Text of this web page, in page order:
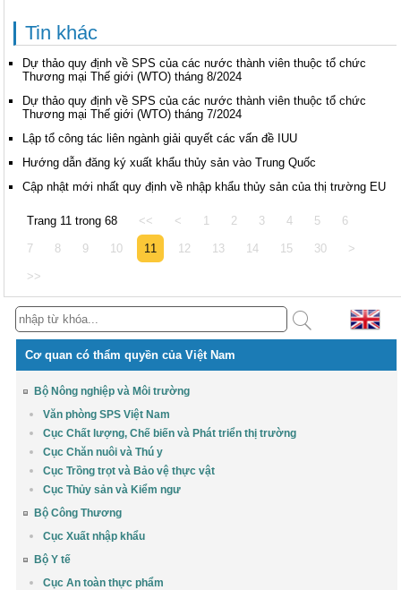
Tin khác
Dự thảo quy định về SPS của các nước thành viên thuộc tổ chức
Thương mại Thế giới (WTO) tháng 8/2024
Dự thảo quy định về SPS của các nước thành viên thuộc tổ chức
Thương mại Thế giới (WTO) tháng 7/2024
Lập tổ công tác liên ngành giải quyết các vấn đề IUU
Hướng dẫn đăng ký xuất khẩu thủy sản vào Trung Quốc
Cập nhật mới nhất quy định về nhập khẩu thủy sản của thị trường EU
Trang 11 trong 68 << < 1 2 3 4 5 6
7 8 9 10 11 12 13 14 15 30 >
>>
Cơ quan có thẩm quyền của Việt Nam
Bộ Nông nghiệp và Môi trường
Văn phòng SPS Việt Nam
Cục Chất lượng, Chế biến và Phát triển thị trường
Cục Chăn nuôi và Thú y
Cục Trồng trọt và Bảo vệ thực vật
Cục Thủy sản và Kiểm ngư
Bộ Công Thương
Cục Xuất nhập khẩu
Bộ Y tế
Cục An toàn thực phẩm